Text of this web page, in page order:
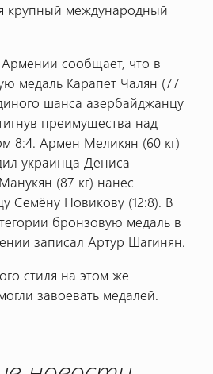
крупный международный
сообщает, что в
медаль Карапет Чалян (77
шанса азербайджанцу
преимущества над
8:4. Армен Меликян (60 кг)
украинца Дениса
(87 кг) нанес
Семёну Новикову (12:8). В
бронзовую медаль в
записал Артур Шагинян.
стиля на этом же
завоевать медалей.